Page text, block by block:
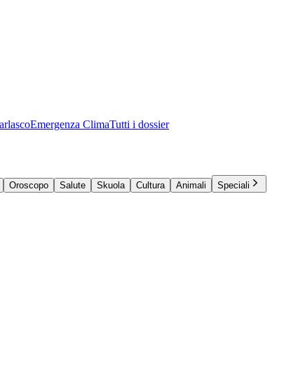
Emergenza ClimaTutti i dossier
Oroscopo Salute Skuola Cultura Animali
Speciali